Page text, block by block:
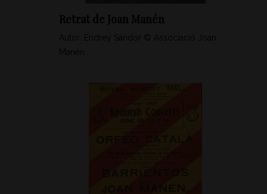
Retrat de Joan Manén
Autor: Endrey Sándor © Associació Joan
Manén